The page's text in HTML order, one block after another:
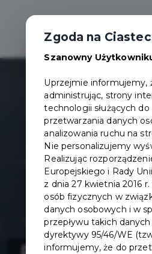
Zgoda na
Szanowny
Uprzejmie informujemy,
administrując, strony
technologii służących do
przetwarzania danych
analizowania ruchu na
Nie personalizujemy
Realizując
Europejskiego i Rady
z dnia 27 kwietnia 2016
osób fizycznych w
danych osobowych i w
przepływu takich
dyrektywy 95/46/WE
informujemy, że do